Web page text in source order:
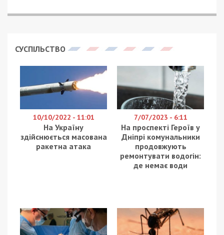
СУСПІЛЬСТВО
10/10/2022 - 11:01
На Україну
здійснюється масована
ракетна атака
7/07/2023 - 6:11
На проспекті Героїв у
Дніпрі комунальники
продовжують
ремонтувати водогін:
де немає води